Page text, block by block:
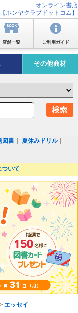
オンライン書店
【ホンヤクラブドットコム】
店舗一覧 ご利用ガイド
その他商材
図書 ｜夏休みドリル｜
ついて
> エッセイ